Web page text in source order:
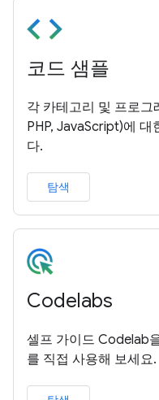
코드 샘플
각 카테고리 및 프로
PHP, JavaScript)에 대
다.
탐색
Codelabs
셀프 가이드 Codelab
를 직접 사용해 보세요.